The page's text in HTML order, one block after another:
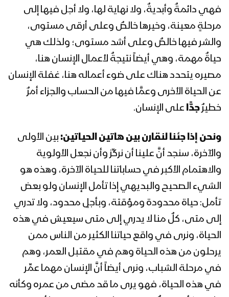
عبدالملك بدرالدين الحوثي 6 رمضان
المحاضرة الرمضانية الرابعة للسيد القائد
عبدالملك بدرالدين الحوثي 5 رمضان
1444هـ
المحاضرة الرمضانية الثالثة للسيد القائد
المحاضرة الرمضانية الثانية للسيد القائد
عبدالملك بدرالدين الحوثي 2 رمضان
1444هـ
المحاضرة الرمضانية الأولى للسيد القائد
1444هـ
المحاضرة الرمضانية الثامنة والعشرون
للسيد عبدالملك بدرالدين الحوثي 29
رمضان 1443هـ
فهي دائمةٌ وأبديةٌ، ولا نهاية لها، ولا أجل فيها إلى
مرحلةٍ معينة، وخيرها خالصٌ وعلى أرقى مستوى،
والشر فيها خالصٌ وعلى أشد مستوى؛ ولذلك هي
حياةٌ مهمة، وهي أيضاً نتيجةٌ لأعمال الإنسان هنا،
مصيره يتحدد هناك على ضوء أعماله هنا، غفلة الإنسان
عن الحياة الأخرى وعمَّا فيها من الحساب والجزاء أمرٌ
خطيرٌجدًّا على الإنسان.
ونحن إذا جئنا لنقارن بين هاتين الحياتين: بين الأولى
والآخرة، سنجد أنَّ علينا أن نركِّز وأن نجعل الأولوية
والاهتمام الأكبر في حساباتنا للحياة الآخرة، وهذه هو
الشيء الصحيح والبديهي إذا تأمل الإنسان ولو بعض
تأمل: حياة محدودة ومؤقتة، وبأجلٍ محدود، ولا تدري
إلى متى، كلٌ منا لا يدري إلى متى سيعيش في هذه
الحياة، ونرى في واقع حياتنا الكثير من الناس ممن
يرحلون من هذه الحياة وهم في مقتبل العمر، وهم
في مرحلة الشباب، ونرى أيضاً أنَّ الإنسان مهما عمِّر
في هذه الحياة، فهو يرى ما قد مضى من عمره وكأنه